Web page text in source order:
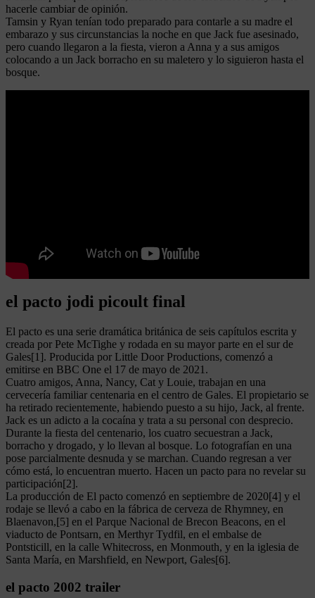
hacerle cambiar de opinión.
Tamsin y Ryan tenían todo preparado para contarle a su madre el
embarazo y sus circunstancias la noche en que Jack fue asesinado,
pero cuando llegaron a la fiesta, vieron a Anna y a sus amigos
colocando a un Jack borracho en su maletero y lo siguieron hasta el
bosque.
el pacto jodi picoult final
El pacto es una serie dramática británica de seis capítulos escrita y
creada por Pete McTighe y rodada en su mayor parte en el sur de
Gales[1]. Producida por Little Door Productions, comenzó a
emitirse en BBC One el 17 de mayo de 2021.
Cuatro amigos, Anna, Nancy, Cat y Louie, trabajan en una
cervecería familiar centenaria en el centro de Gales. El propietario se
ha retirado recientemente, habiendo puesto a su hijo, Jack, al frente.
Jack es un adicto a la cocaína y trata a su personal con desprecio.
Durante la fiesta del centenario, los cuatro secuestran a Jack,
borracho y drogado, y lo llevan al bosque. Lo fotografían en una
pose parcialmente desnuda y se marchan. Cuando regresan a ver
cómo está, lo encuentran muerto. Hacen un pacto para no revelar su
participación[2].
La producción de El pacto comenzó en septiembre de 2020[4] y el
rodaje se llevó a cabo en la fábrica de cerveza de Rhymney, en
Blaenavon,[5] en el Parque Nacional de Brecon Beacons, en el
viaducto de Pontsarn, en Merthyr Tydfil, en el embalse de
Pontsticill, en la calle Whitecross, en Monmouth, y en la iglesia de
Santa María, en Marshfield, en Newport, Gales[6].
el pacto 2002 trailer